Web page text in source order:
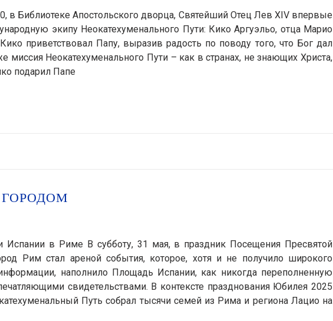
в Библиотеке Апостольского дворца, Святейший Отец Лев XIV впервые
экипу Неокатехуменального Пути: Кико Аргуэльо, отца Марио
приветствовал Папу, выразив радость по поводу того, что Бог дал
миссия Неокатехуменального Пути – как в странах, не знающих Христа,
подарил Папе
в Риме В субботу, 31 мая, в праздник Посещения Пресвятой
Рим стал ареной события, которое, хотя и не получило широкого
наполнило Площадь Испании, как никогда переполненную
свидетельствами. В контексте празднования Юбилея 2025
Путь собрал тысячи семей из Рима и региона Лацио на